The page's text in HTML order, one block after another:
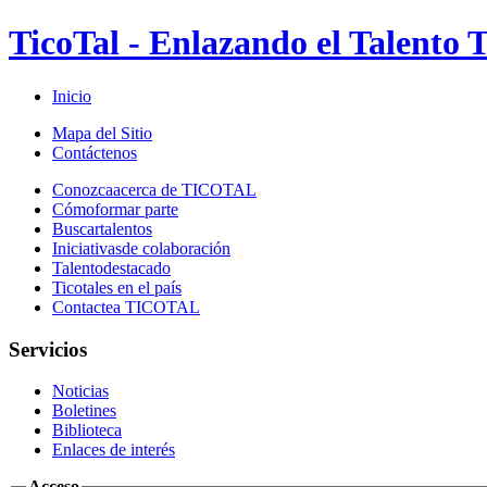
TicoTal - Enlazando el Talento
Inicio
Mapa del Sitio
Contáctenos
Conozcaacerca de TICOTAL
Cómoformar parte
Buscartalentos
Iniciativasde colaboración
Talentodestacado
Ticotales en el país
Contactea TICOTAL
Servicios
Noticias
Boletines
Biblioteca
Enlaces de interés